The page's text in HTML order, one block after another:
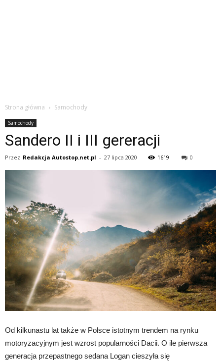
Strona główna Samochody
Samochody
Sandero II i III gereracji
Przez Redakcja Autostop.net.pl - 27 lipca 2020 1619 0
Od kilkunastu lat także w Polsce istotnym trendem na rynku
motoryzacyjnym jest wzrost popularności Dacii. O ile pierwsza
generacja przepastnego sedana Logan cieszyła się